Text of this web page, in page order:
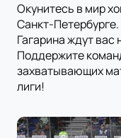
Окунитесь в мир
Санкт-
Гагарина ждут вас
Поддержите
захватывающих
лиги!